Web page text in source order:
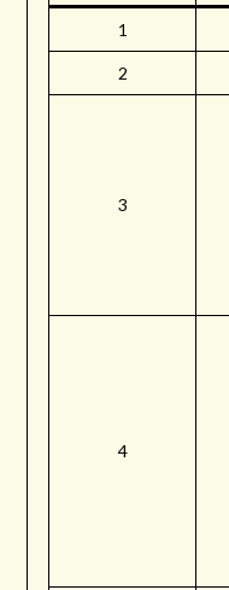
1
2
3
4